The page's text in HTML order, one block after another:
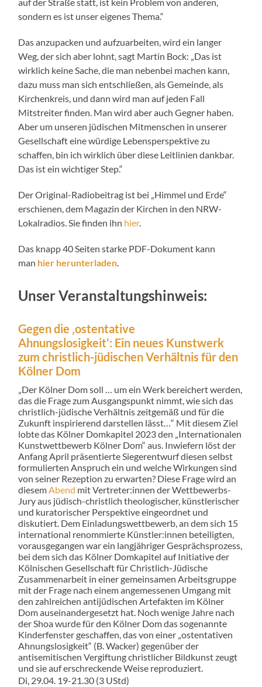
auf der Straße statt, ist kein Problem von anderen,
sondern es ist unser eigenes Thema.“
Das anzupacken und aufzuarbeiten, wird ein langer
Weg, der sich aber lohnt, sagt Martin Bock: „Das ist
wirklich keine Sache, die man nebenbei machen kann,
dazu muss man sich entschließen, als Gemeinde, als
Kirchenkreis, und dann wird man auf jeden Fall
Mitstreiter finden. Man wird aber auch Gegner haben.
Aber um unseren jüdischen Mitmenschen in unserer
Gesellschaft eine würdige Lebensperspektive zu
schaffen, bin ich wirklich über diese Leitlinien dankbar.
Das ist ein wichtiger Step.“
Der Original-Radiobeitrag ist bei „Himmel und Erde“
erschienen, dem Magazin der Kirchen in den NRW-
Lokalradios. Sie finden ihn hier.
Das knapp 40 Seiten starke PDF-Dokument kann
man hier herunterladen.
Unser Veranstaltungshinweis:
Gegen die ‚ostentative
Ahnungslosigkeit‘: Ein neues Kunstwerk
zum christlich-jüdischen Verhältnis für den
Kölner Dom
„Der Kölner Dom soll … um ein Werk bereichert werden,
das die Frage zum Ausgangspunkt nimmt, wie sich das
christlich-jüdische Verhältnis zeitgemäß und für die
Zukunft inspirierend darstellen lässt…“ Mit diesem Ziel
lobte das Kölner Domkapitel 2023 den „Internationalen
Kunstwettbewerb Kölner Dom“ aus. Inwiefern löst der
Anfang April präsentierte Siegerentwurf diesen selbst
formulierten Anspruch ein und welche Wirkungen sind
von seiner Rezeption zu erwarten? Diese Frage wird an
diesemAbend mit Vertreter:innen der Wettbewerbs-
Jury aus jüdisch-christlich theologischer, künstlerischer
und kuratorischer Perspektive eingeordnet und
diskutiert. Dem Einladungswettbewerb, an dem sich 15
international renommierte Künstler:innen beteiligten,
vorausgegangen war ein langjähriger Gesprächsprozess,
bei dem sich das Kölner Domkapitel auf Initiative der
Kölnischen Gesellschaft für Christlich-Jüdische
Zusammenarbeit in einer gemeinsamen Arbeitsgruppe
mit der Frage nach einem angemessenen Umgang mit
den zahlreichen antijüdischen Artefakten im Kölner
Dom auseinandergesetzt hat. Noch wenige Jahre nach
der Shoa wurde für den Kölner Dom das sogenannte
Kinderfenster geschaffen, das von einer „ostentativen
Ahnungslosigkeit“ (B. Wacker) gegenüber der
antisemitischen Vergiftung christlicher Bildkunst zeugt
und sie auf erschreckende Weise reproduziert.
Di, 29.04. 19-21.30 (3 UStd)